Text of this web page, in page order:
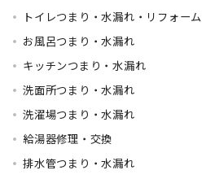
トイレつまり・水漏れ・リフォーム
お風呂つまり・水漏れ
キッチンつまり・水漏れ
洗面所つまり・水漏れ
洗濯場つまり・水漏れ
給湯器修理・交換
排水管つまり・水漏れ